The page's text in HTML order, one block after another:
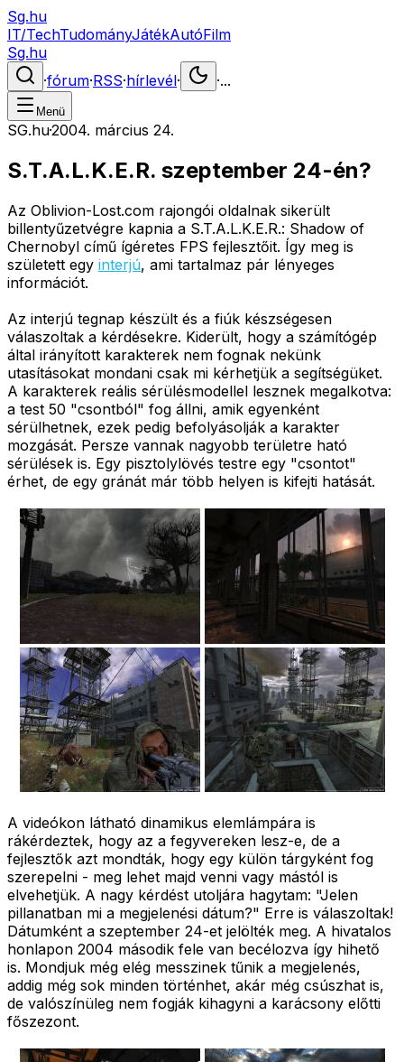
Sg.hu
IT/TechTudományJátékAutóFilm
Sg.hu
·fórum·RSS·hírlevél· ·...
Menü
SG.hu·2004. március 24.
S.T.A.L.K.E.R. szeptember 24-én?
Az Oblivion-Lost.com rajongói oldalnak sikerült
billentyűzetvégre kapnia a S.T.A.L.K.E.R.: Shadow of
Chernobyl című ígéretes FPS fejlesztőit. Így meg is
született egy interjú, ami tartalmaz pár lényeges
információt.
Az interjú tegnap készült és a fiúk készségesen
válaszoltak a kérdésekre. Kiderült, hogy a számítógép
által irányított karakterek nem fognak nekünk
utasításokat mondani csak mi kérhetjük a segítségüket.
A karakterek reális sérülésmodellel lesznek megalkotva:
a test 50 "csontból" fog állni, amik egyenként
sérülhetnek, ezek pedig befolyásolják a karakter
mozgását. Persze vannak nagyobb területre ható
sérülések is. Egy pisztolylövés testre egy "csontot"
érhet, de egy gránát már több helyen is kifejti hatását.
A videókon látható dinamikus elemlámpára is
rákérdeztek, hogy az a fegyvereken lesz-e, de a
fejlesztők azt mondták, hogy egy külön tárgyként fog
szerepelni - meg lehet majd venni vagy mástól is
elvehetjük. A nagy kérdést utoljára hagytam: "Jelen
pillanatban mi a megjelenési dátum?" Erre is válaszoltak!
Dátumként a szeptember 24-et jelölték meg. A hivatalos
honlapon 2004 második fele van becélozva így hihető
is. Mondjuk még elég messzinek tűnik a megjelenés,
addig még sok minden történhet, akár még csúszhat is,
de valószínüleg nem fogják kihagyni a karácsony előtti
főszezont.